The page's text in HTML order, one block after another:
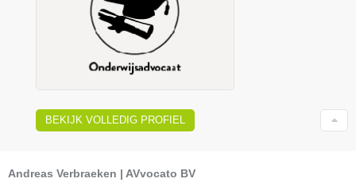
BEKIJK VOLLEDIG PROFIEL
Andreas Verbraeken | AVvocato BV